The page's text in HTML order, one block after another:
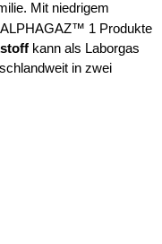
Mit niedrigem
ALPHAGAZ™ 1 Produkte
kann als Laborgas
in zwei